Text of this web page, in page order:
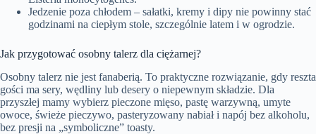
Jedzenie poza chłodem – sałatki, kremy i dipy nie powinny stać
godzinami na ciepłym stole, szczególnie latem i w ogrodzie.
Jak przygotować osobny talerz dla ciężarnej?
Osobny talerz nie jest fanaberią. To praktyczne rozwiązanie, gdy reszta
gości ma sery, wędliny lub desery o niepewnym składzie. Dla
przyszłej mamy wybierz pieczone mięso, pastę warzywną, umyte
owoce, świeże pieczywo, pasteryzowany nabiał i napój bez alkoholu,
bez presji na „symboliczne” toasty.